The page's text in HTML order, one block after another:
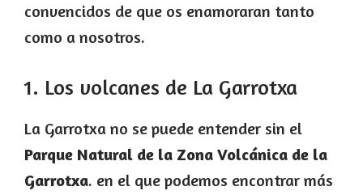
convencidos de que os enamoraran tanto
como a nosotros.
1. Los volcanes de La Garrotxa
La Garrotxa no se puede entender sin el
Parque Natural de la Zona Volcánica de la
Garrotxa. en el que podemos encontrar más